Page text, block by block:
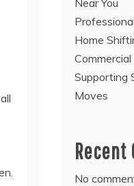
Near You
Home
Supporting
Moves
Recent
No